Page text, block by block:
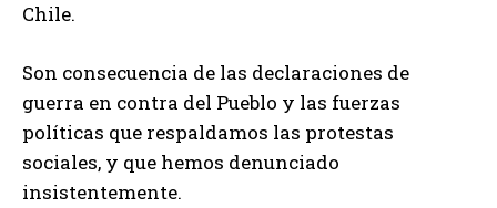
Chile.
Son consecuencia de las declaraciones de
guerra en contra del Pueblo y las fuerzas
políticas que respaldamos las protestas
sociales, y que hemos denunciado
insistentemente.